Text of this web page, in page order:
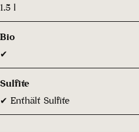
1.5 l
Bio
✔
Sulfite
✔ Enthält Sulfite